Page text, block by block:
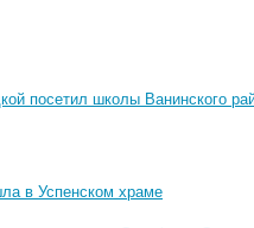
посетил школы Ванинского
в Успенском храме